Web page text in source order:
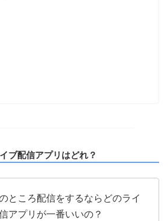
ブ配信アプリはどれ？
ところ配信をするならどのライ
アプリが一番いいの？